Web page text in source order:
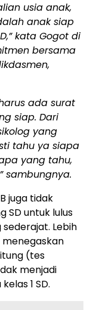
usia anak,
anak siap
kata Gogot di
bersama
ada surat
siap. Dari
yang
tahu ya siapa
yang tahu,
sambungnya.
juga tidak
SD untuk lulus
sederajat. Lebih
menegaskan
(tes
menjadi
1 SD.